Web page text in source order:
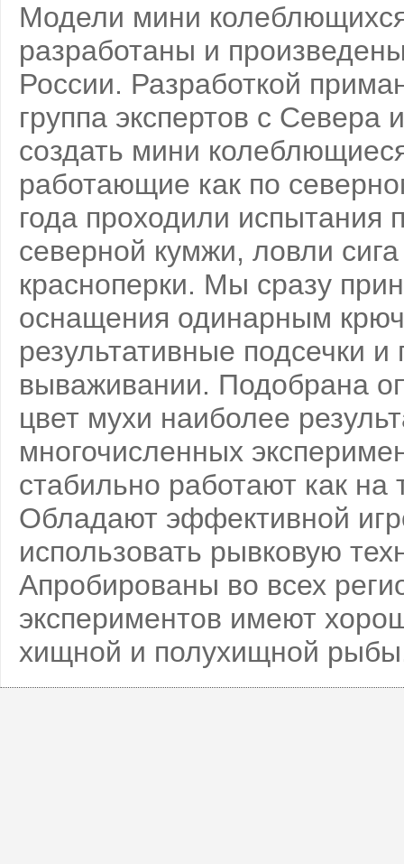
Модели мини
разработаны и
России. Разработкой
группа экспертов с
создать мини
работающие как по
года проходили
северной кумжи, ловли
красноперки. Мы сразу
оснащения одинарным
результативные подсечки
вываживании. Подобрана
цвет мухи наиболее
многочисленных
стабильно работают как на
Обладают эффективной
использовать рывковую
Апробированы во всех
экспериментов имеют
хищной и полухищной